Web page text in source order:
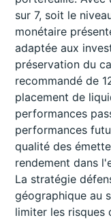
sur 7, soit le
monétaire
adaptée aux
préservation du
recommandé de
placement de
performances
performances
qualité des
rendement dans
La stratégie
géographique au
limiter les risques